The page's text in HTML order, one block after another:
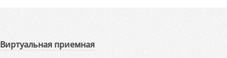
Виртуальная приемная